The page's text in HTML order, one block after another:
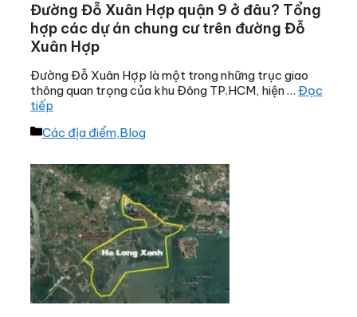
Đường Đỗ Xuân Hợp quận 9 ở đâu? Tổng
hợp các dự án chung cư trên đường Đỗ
Xuân Hợp
Đường Đỗ Xuân Hợp là một trong những trục giao
thông quan trọng của khu Đông TP.HCM, hiện … Đọc
tiếp
Danh
Các địa điểm,Blog